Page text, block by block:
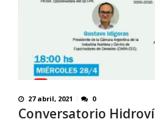
27 abril, 2021 0
Conversatorio